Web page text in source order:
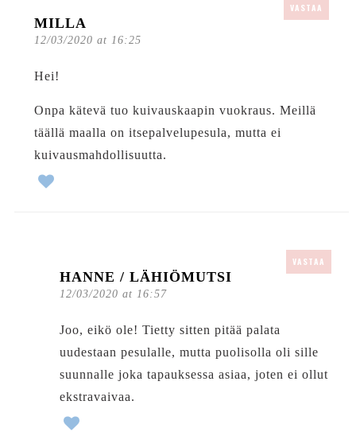
MILLA
12/03/2020 at 16:25
VASTAA
Hei!
Onpa kätevä tuo kuivauskaapin vuokraus. Meillä
täällä maalla on itsepalvelupesula, mutta ei
kuivausmahdollisuutta.
HANNE / LÄHIÖMUTSI
12/03/2020 at 16:57
VASTAA
Joo, eikö ole! Tietty sitten pitää palata
uudestaan pesulalle, mutta puolisolla oli sille
suunnalle joka tapauksessa asiaa, joten ei ollut
ekstravaivaa.